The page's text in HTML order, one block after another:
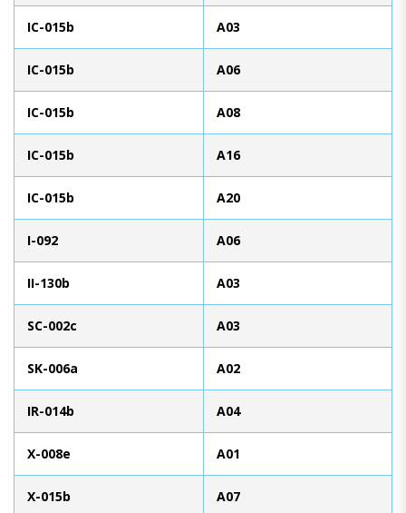
IC-015b A03
IC-015b A06
IC-015b A08
IC-015b A16
IC-015b A20
I-092 A06
II-130b A03
SC-002c A03
SK-006a A02
IR-014b A04
X-008e A01
X-015b A07